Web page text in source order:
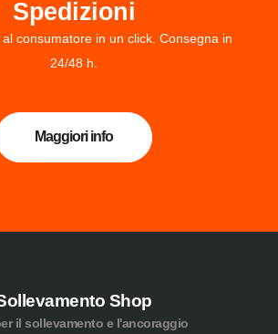
Spedizioni
consumatore in un click. Consegna in
24/48 h.
Maggiori info
Shop
il sollevamento e l'ancoraggio